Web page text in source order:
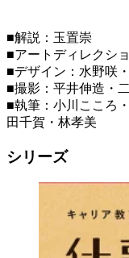
■解説：玉置崇
■アートディレクシ
■デザイン：水野咲
■撮影：平井伸造・
■執筆：小川こころ
田千賀・林孝美
シリーズ